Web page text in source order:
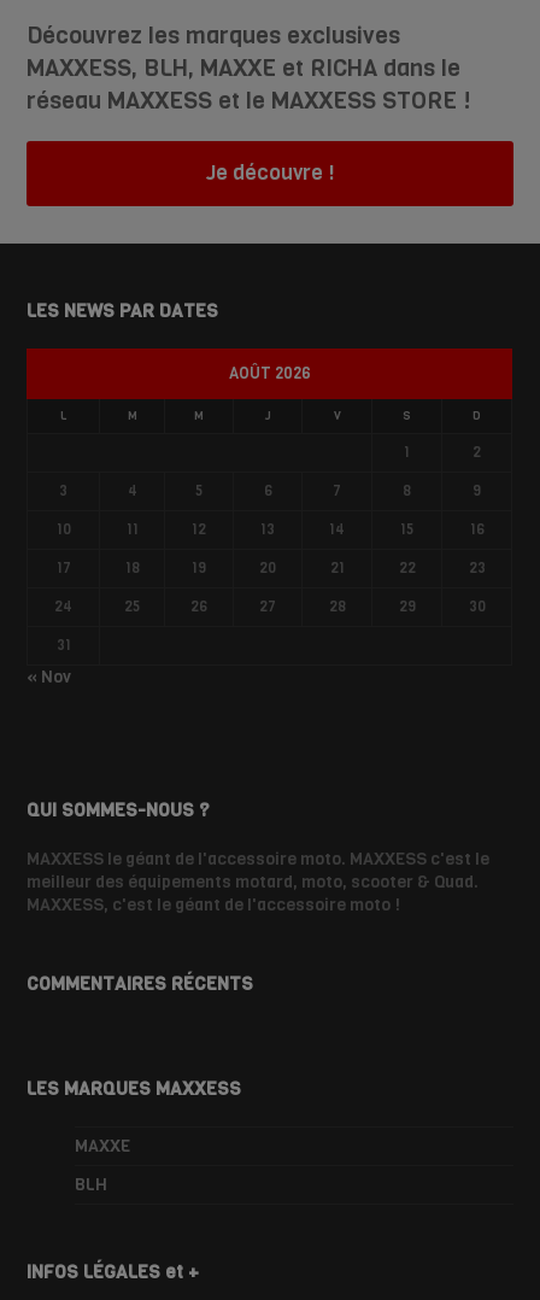
Découvrez les marques exclusives
MAXXESS, BLH, MAXXE et RICHA dans le
réseau MAXXESS et le MAXXESS STORE !
Je découvre !
LES NEWS PAR DATES
AOÛT 2026
L M M J V S D
1
2
3
4 5 6 7 8
9
10
11 12 13 14 15
16
17
18 19 20 21 22
23
24
25 26 27 28 29
30
31
« Nov
QUI SOMMES-NOUS ?
MAXXESS le géant de l'accessoire moto. MAXXESS c'est le
meilleur des équipements motard, moto, scooter & Quad.
MAXXESS, c'est le géant de l'accessoire moto !
COMMENTAIRES RÉCENTS
LES MARQUES MAXXESS
MAXXE
BLH
INFOS LÉGALES et +